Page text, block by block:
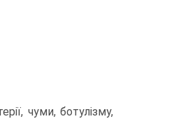
чуми, ботулізму,